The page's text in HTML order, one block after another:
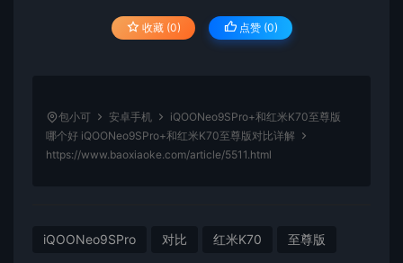
收藏 (0) 点赞 (0)
包小可 安卓手机
iQOONeo9SPro+和红米K70至尊版
哪个好 iQOONeo9SPro+和红米K70至尊版对比详解
https://www.baoxiaoke.com/article/5511.html
iQOONeo9SPro 对比 红米K70 至尊版